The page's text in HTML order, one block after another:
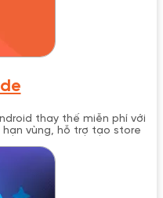
thay thế miễn phí với
hạn vùng, hỗ trợ tạo store